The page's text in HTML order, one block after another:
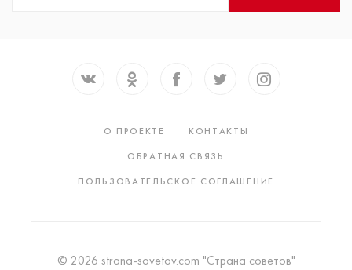
О ПРОЕКТЕ
КОНТАКТЫ
ОБРАТНАЯ СВЯЗЬ
ПОЛЬЗОВАТЕЛЬСКОЕ СОГЛАШЕНИЕ
© 2026 strana-sovetov.com "Страна советов"